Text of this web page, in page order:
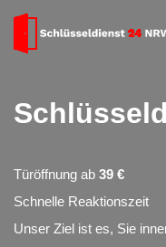
Türöffnung ab 39 €
Schnelle Reaktionszeit
Unser Ziel ist es, Sie